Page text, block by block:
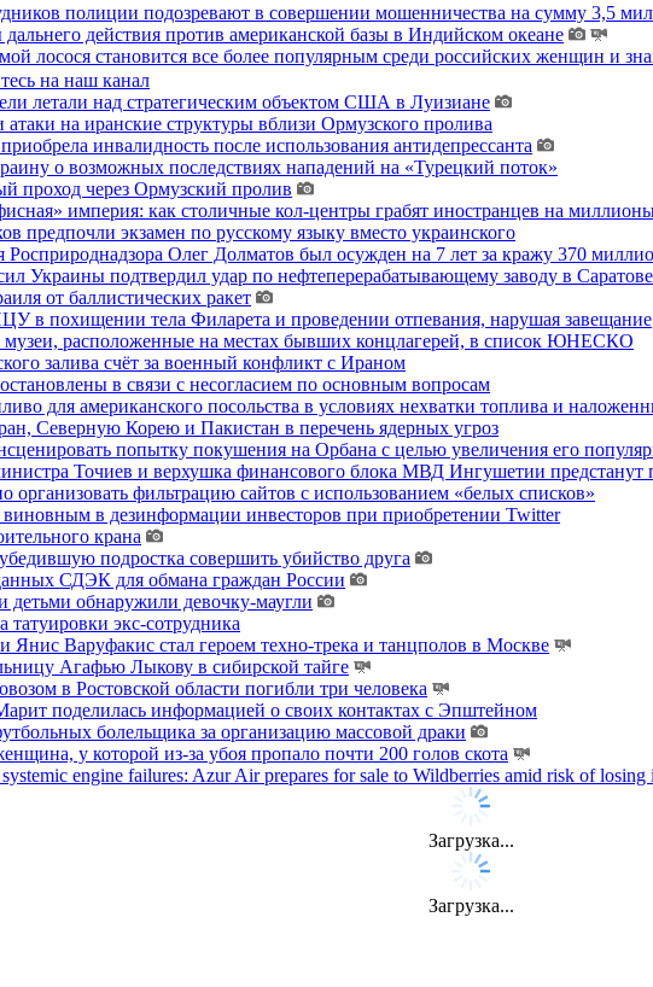
полиции подозревают в совершении мошенничества на сумму 3,5
действия против американской базы в Индийском океане
лосося становится все более популярным среди российских женщин и
на наш канал
летали над стратегическим объектом США в Луизиане
на иранские структуры вблизи Ормузского пролива
инвалидность после использования антидепрессанта
о возможных последствиях нападений на «Турецкий поток»
проход через Ормузский пролив
империя: как столичные кол-центры грабят иностранцев на
предпочли экзамен по русскому языку вместо украинского
Росприроднадзора Олег Долматов был осужден на 7 лет за кражу 370
Украины подтвердил удар по нефтеперерабатывающему заводу в Саратове
от баллистических ракет
в похищении тела Филарета и проведении отпевания, нарушая завещание
расположенные на местах бывших концлагерей, в список ЮНЕСКО
залива счёт за военный конфликт с Ираном
в связи с несогласием по основным вопросам
для американского посольства в условиях нехватки топлива и
Северную Корею и Пакистан в перечень ядерных угроз
попытку покушения на Орбана с целью увеличения его
Точиев и верхушка финансового блока МВД Ингушетии
организовать фильтрацию сайтов с использованием «белых списков»
в дезинформации инвесторов при приобретении Twitter
крана
подростка совершить убийство друга
СДЭК для обмана граждан России
обнаружили девочку-маугли
экс-сотрудника
Варуфакис стал героем техно-трека и танцполов в Москве
Агафью Лыкову в сибирской тайге
в Ростовской области погибли три человека
поделилась информацией о своих контактах с Эпштейном
болельщика за организацию массовой драки
у которой из-за убоя пропало почти 200 голов скота
engine failures: Azur Air prepares for sale to Wildberries amid risk of losing
Загрузка...
Загрузка...